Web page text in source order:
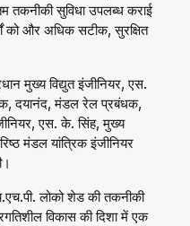
तकनीकी सुविधा उपलब्ध कराई
को और अधिक सटीक, सुरक्षित
मुख्य विद्युत इंजीनियर, एस.
दयानंद, मंडल रेल प्रबंधक,
एस. के. सिंह, मुख्य
मंडल यांत्रिक इंजीनियर
लोको शेड की तकनीकी
विकास की दिशा में एक